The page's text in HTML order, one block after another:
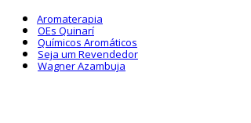
Aromaterapia
OEs Quinarí
Químicos Aromáticos
Seja um Revendedor
Wagner Azambuja